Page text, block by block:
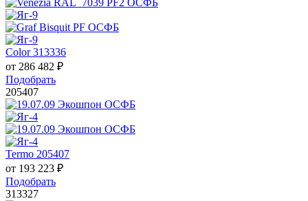
Color 313336
от 286 482 ₽
Подобрать
205407
Termo 205407
от 193 223 ₽
Подобрать
313327